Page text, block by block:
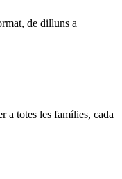
de dilluns a
a totes les famílies, cada